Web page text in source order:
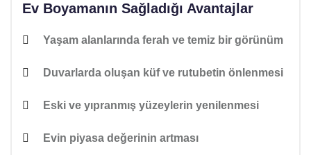
Ev Boyamanın Sağladığı Avantajlar
Yaşam alanlarında ferah ve temiz bir görünüm
Duvarlarda oluşan küf ve rutubetin önlenmesi
Eski ve yıpranmış yüzeylerin yenilenmesi
Evin piyasa değerinin artması